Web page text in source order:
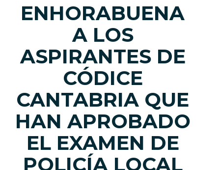
ENHORABUENA
A LOS
ASPIRANTES DE
CÓDICE
CANTABRIA QUE
HAN APROBADO
EL EXAMEN DE
POLICÍA LOCAL